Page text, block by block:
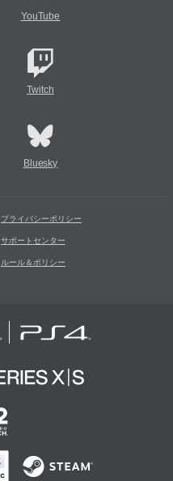
YouTube
Twitch
Bluesky
プライバシーポリシー
サポートセンター
ルール＆ポリシー